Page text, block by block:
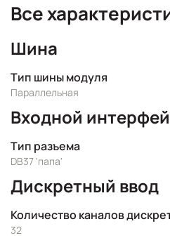
Все
Шина
Тип шины модуля
Параллельная
Входной
Тип разъема
DB37 'папа'
Дискретный ввод
Количество каналов
32